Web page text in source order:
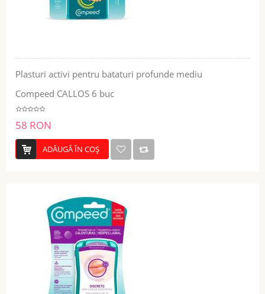
Plasturi activi pentru bataturi profunde mediu
Compeed CALLOS 6 buc
58 RON
ADĂUGĂ ÎN COŞ